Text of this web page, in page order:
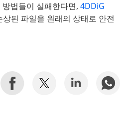
법들이 실패한다면, 4DDiG
상된 파일을 원래의 상태로 안전